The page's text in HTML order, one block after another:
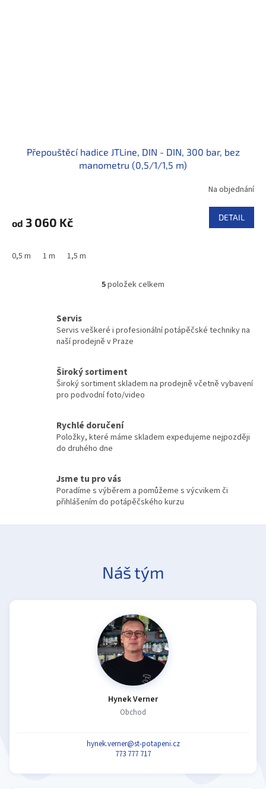
Přepouštěcí hadice JTLine, DIN - DIN, 300 bar, bez
manometru (0,5/1/1,5 m)
Na objednání
od 3 060 Kč DETAIL
0,5 m 1 m 1,5 m
O
d
a
p
r
v
u
5položek celkem
Servis
Servis veškeré i profesionální potápěčské techniky na
naší prodejně v Praze
Široký sortiment
Široký sortiment skladem na prodejně včetně vybavení
pro podvodní foto/video
Rychlé doručení
Položky, které máme skladem expedujeme nejpozději
do druhého dne
Jsme tu pro vás
Poradíme s výběrem a pomůžeme s výcvikem či
přihlášením do potápěčského kurzu
Náš tým
Hynek Verner
Obchod
hynek.verner@st-potapeni.cz
773 777 717